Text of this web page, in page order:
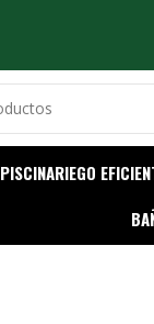
PISCINARIEGO